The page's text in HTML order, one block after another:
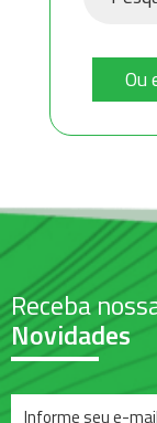
Ou
Receba
Novidades